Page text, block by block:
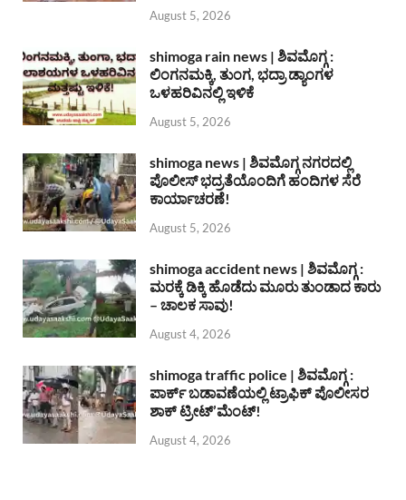
August 5, 2026
shimoga rain news | ಶಿವಮೊಗ್ಗ :
ಲಿಂಗನಮಕ್ಕಿ, ತುಂಗ, ಭದ್ರಾ ಡ್ಯಾಂಗಳ
ಒಳಹರಿವಿನಲ್ಲಿ ಇಳಿಕೆ
August 5, 2026
shimoga news | ಶಿವಮೊಗ್ಗ ನಗರದಲ್ಲಿ
ಪೊಲೀಸ್ ಭದ್ರತೆಯೊಂದಿಗೆ ಹಂದಿಗಳ ಸೆರೆ
ಕಾರ್ಯಾಚರಣೆ!
August 5, 2026
shimoga accident news | ಶಿವಮೊಗ್ಗ :
ಮರಕ್ಕೆ ಡಿಕ್ಕಿ ಹೊಡೆದು ಮೂರು ತುಂಡಾದ ಕಾರು
– ಚಾಲಕ ಸಾವು!
August 4, 2026
shimoga traffic police | ಶಿವಮೊಗ್ಗ :
ಪಾರ್ಕ್ ಬಡಾವಣೆಯಲ್ಲಿ ಟ್ರಾಫಿಕ್ ಪೊಲೀಸರ
ಶಾಕ್ ಟ್ರೀಟ್’ಮೆಂಟ್!
August 4, 2026